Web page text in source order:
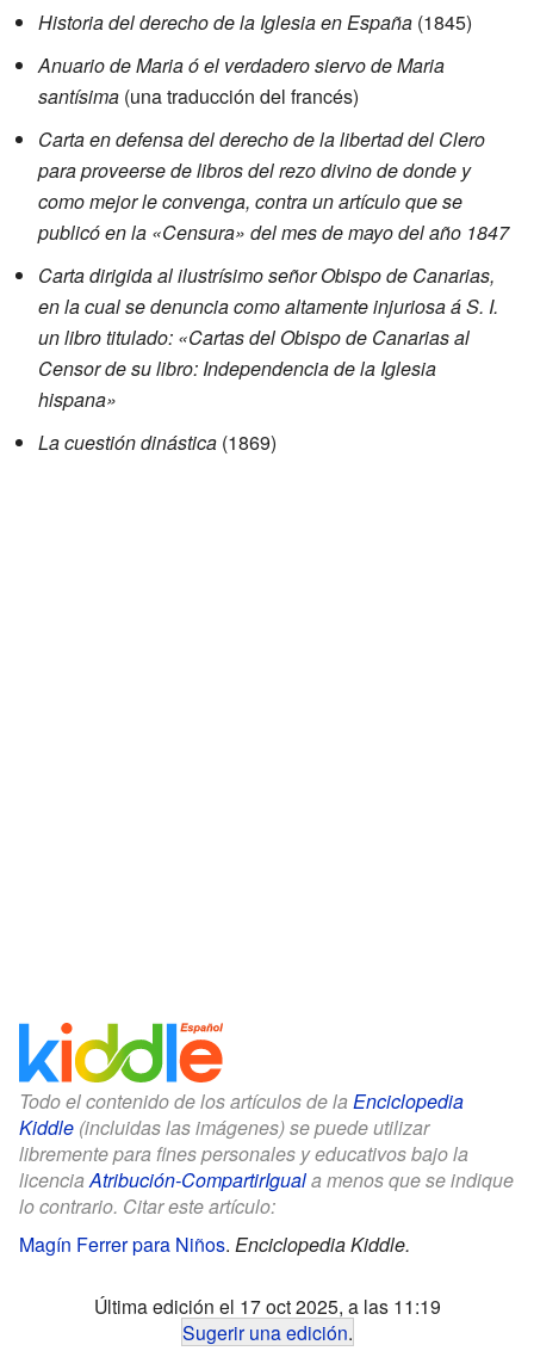
Historia del derecho de la Iglesia en España (1845)
Anuario de Maria ó el verdadero siervo de Maria
santísima (una traducción del francés)
Carta en defensa del derecho de la libertad del Clero
para proveerse de libros del rezo divino de donde y
como mejor le convenga, contra un artículo que se
publicó en la «Censura» del mes de mayo del año 1847
Carta dirigida al ilustrísimo señor Obispo de Canarias,
en la cual se denuncia como altamente injuriosa á S. I.
un libro titulado: «Cartas del Obispo de Canarias al
Censor de su libro: Independencia de la Iglesia
hispana»
La cuestión dinástica (1869)
Todo el contenido de los artículos de la Enciclopedia
Kiddle (incluidas las imágenes) se puede utilizar
libremente para fines personales y educativos bajo la
licenciaAtribución-CompartirIguala menos que se indique
lo contrario. Citar este artículo:
Magín Ferrer para Niños. Enciclopedia Kiddle.
Última edición el 17 oct 2025, a las 11:19
Sugerir una edición.